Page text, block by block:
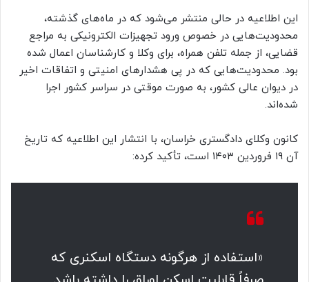
این اطلاعیه در حالی منتشر می‌شود که در ماه‌های گذشته،
محدودیت‌هایی در خصوص ورود تجهیزات الکترونیکی به مراجع
قضایی، از جمله تلفن همراه، برای وکلا و کارشناسان اعمال شده
بود. محدودیت‌هایی که در پی هشدارهای امنیتی و اتفاقات اخیر
در دیوان عالی کشور، به صورت موقتی در سراسر کشور اجرا
شده‌اند.
کانون وکلای دادگستری خراسان، با انتشار این اطلاعیه که تاریخ
آن ۱۹ فروردین ۱۴۰۳ است، تأکید کرده:
«استفاده از هرگونه دستگاه اسکنری که